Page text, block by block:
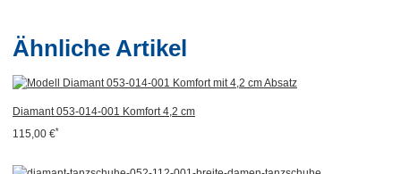
Ähnliche Artikel
Diamant 053-014-001 Komfort 4,2 cm
115,00 €*